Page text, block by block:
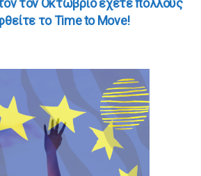
τον Οκτώβριο έχετε πολλούς
το Time to Move!